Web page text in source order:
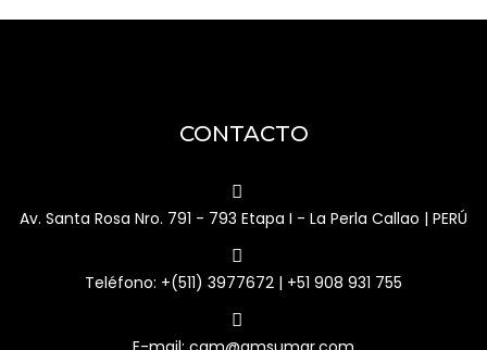
CONTACTO
Av. Santa Rosa Nro. 791 - 793 Etapa I - La Perla Callao | PERÚ
Teléfono: +(511) 3977672 | +51 908 931 755